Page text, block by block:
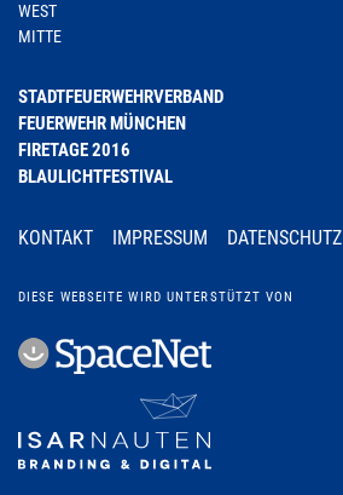
WEST
MITTE
STADTFEUERWEHRVERBAND
FEUERWEHR MÜNCHEN
FIRETAGE 2016
BLAULICHTFESTIVAL
KONTAKT IMPRESSUM DATENSCHUTZ
DIESE WEBSEITE WIRD UNTERSTÜTZT VON